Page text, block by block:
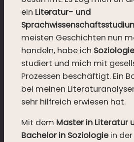
ein Literatur- und
meisten Geschichten nun
handeln, habe ich
studiert und mich mit
Prozessen beschäftigt. Ein
bei meinen
sehr hilfreich erwiesen hat.
Mit dem Master in Literatur
Bachelor in Soziologiein der